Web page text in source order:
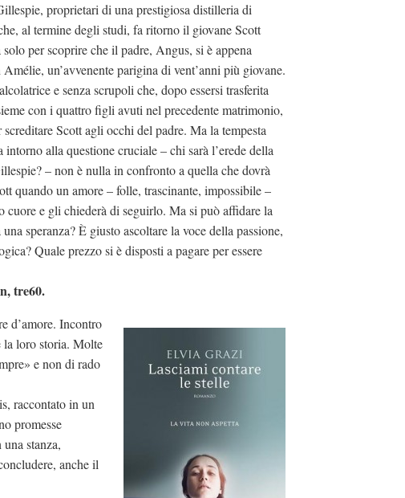
proprietari di una prestigiosa distilleria di
al termine degli studi, fa ritorno il giovane Scott
per scoprire che il padre, Angus, si è appena
un’avvenente parigina di vent’anni più giovane.
e senza scrupoli che, dopo essersi trasferita
con i quattro figli avuti nel precedente matrimonio,
Scott agli occhi del padre. Ma la tempesta
intorno alla questione cruciale – chi sarà l’erede della
– non è nulla in confronto a quella che dovrà
quando un amore – folle, trascinante, impossibile –
cuore e gli chiederà di seguirlo. Ma si può affidare la
speranza? È giusto ascoltare la voce della passione,
Quale prezzo si è disposti a pagare per essere
tre60.
d’amore. Incontro
la loro storia. Molte
e non di rado
raccontato in un
promesse
stanza,
anche il